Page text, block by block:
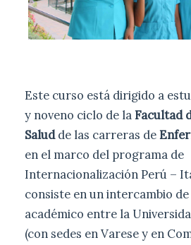
Este curso está dirigido a
y noveno ciclo de laFacultad
Saludde las carreras de
en el marco del programa de
Internacionalización Perú –
consiste en un intercambio
académico entre la
(con sedes en Varese y en